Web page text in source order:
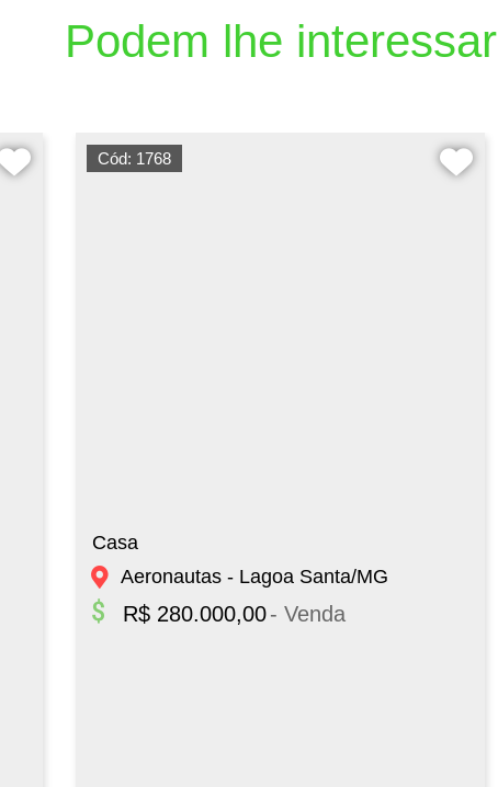
Podem lhe interessar
Cód: 1768
Casa
Aeronautas - Lagoa Santa/MG
R$ 280.000,00- Venda